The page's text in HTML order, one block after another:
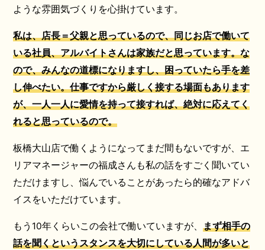
ような雰囲気づくりを心掛けています。
私は、店長＝父親と思っているので、同じお店で働いて
いる社員、アルバイトさんは家族だと思っています。な
ので、みんなの道標になりますし、困っていたら手を差
し伸べたい。仕事ですから厳しく接する場面もあります
が、一人一人に愛情を持って接すれば、絶対に応えてく
れると思っているので。
板橋大山店で働くようになってまだ間もないですが、エ
リアマネージャーの福成さんも私の話をすごく聞いてい
ただけますし、悩んでいることがあったら的確なアドバ
イスをいただけています。
もう10年くらいこの会社で働いていますが、 まず相手の
話を聞くというスタンスを大切にしている人間が多いと